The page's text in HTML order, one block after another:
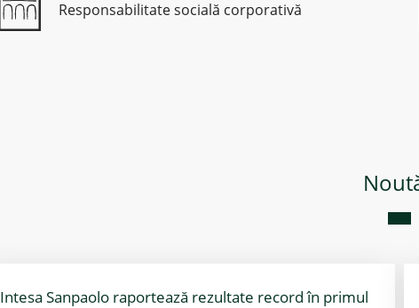
Responsabilitate socială corporativă
Intesa Sanpaolo raportează rezultate record în primul